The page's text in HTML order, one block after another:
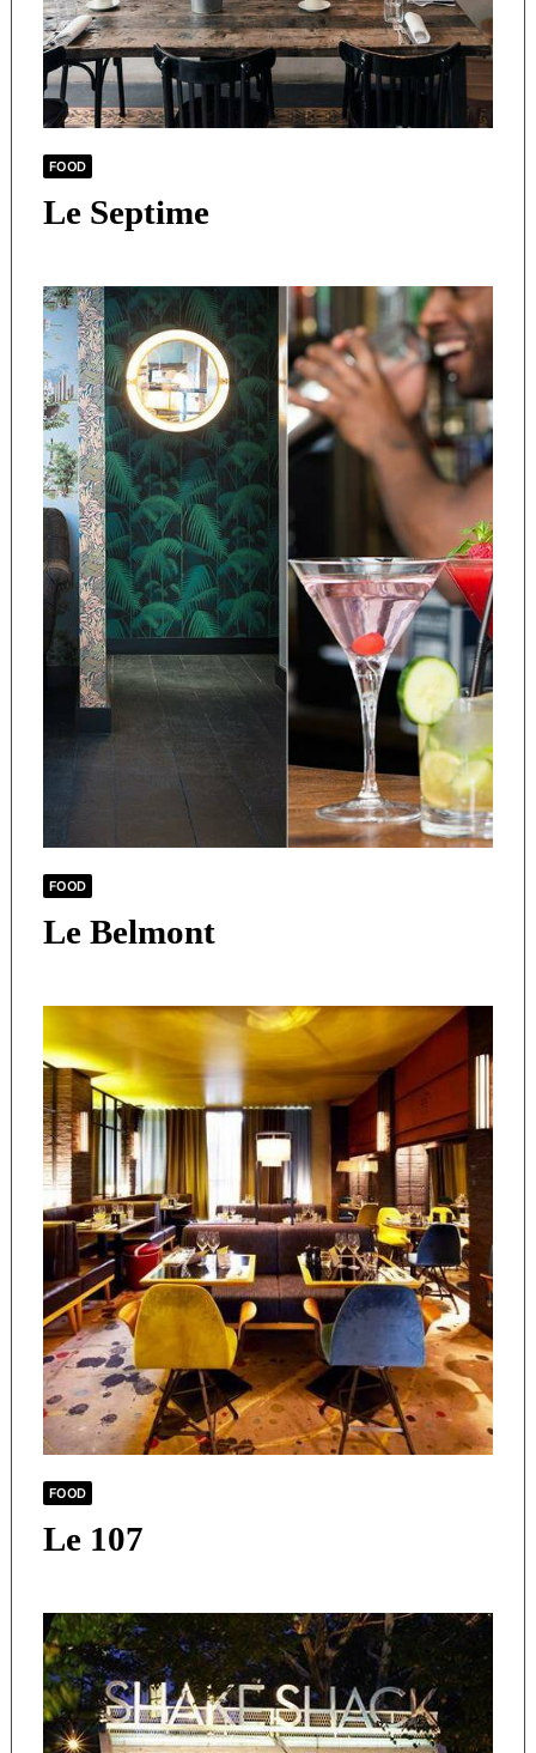
FOOD
Le Septime
FOOD
Le Belmont
FOOD
Le 107